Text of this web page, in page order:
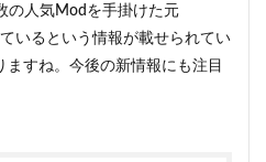
の人気Modを手掛けた元
いるという情報が載せられてい
すね。今後の新情報にも注目